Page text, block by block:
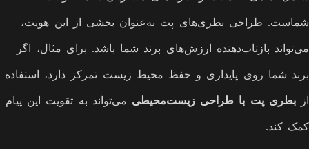
شماست. طراحی بطری‌های پت به‌عنوان بخشی از این هویت،
می‌تواند بازتاب‌دهنده ارزش‌های برند شما باشد. برای مثال، اگر
برند شما روی پایداری و حفظ محیط زیست تمرکز دارد، استفاده
ازبطری پت با طراحی زیست‌محیطی می‌تواند به تقویت این پیام
کمک کند.